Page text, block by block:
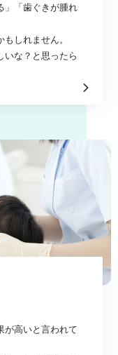
」「歯ぐきが腫れ
しれません。
いな？と思ったら
が高いと言われて